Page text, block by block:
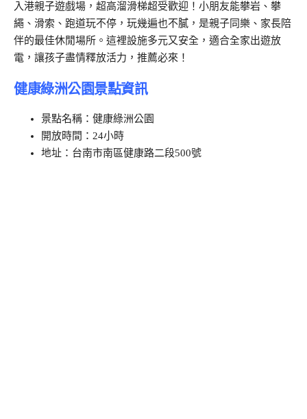
入港親子遊戲場，超高溜滑梯超受歡迎！小朋友能攀岩、攀
繩、滑索、跑道玩不停，玩幾遍也不膩，是親子同樂、家長陪
伴的最佳休閒場所。這裡設施多元又安全，適合全家出遊放
電，讓孩子盡情釋放活力，推薦必來！
健康綠洲公園景點資訊
景點名稱：健康綠洲公園
開放時間：24小時
地址：台南市南區健康路二段500號